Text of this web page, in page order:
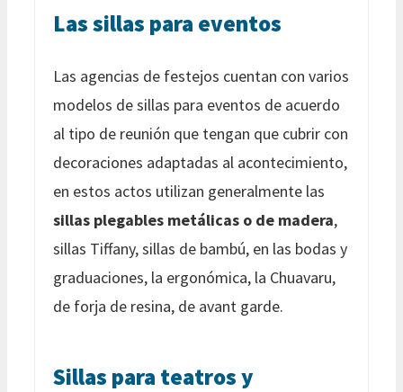
Las sillas para eventos
Las agencias de festejos cuentan con varios
modelos de sillas para eventos de acuerdo
al tipo de reunión que tengan que cubrir con
decoraciones adaptadas al acontecimiento,
en estos actos utilizan generalmente las
sillas plegables metálicas o de madera,
sillas Tiffany, sillas de bambú, en las bodas y
graduaciones, la ergonómica, la Chuavaru,
de forja de resina, de avant garde.
Sillas para teatros y